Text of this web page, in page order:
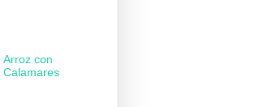
Arroz con
Calamares